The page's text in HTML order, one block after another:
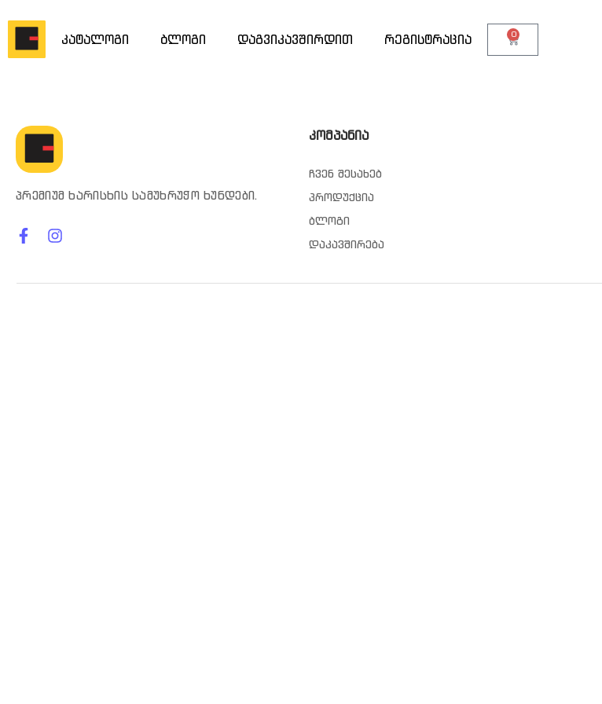
კატალოგი ბლოგი დაგვიკავშირდით რეგისტრაცია 0
პრემიუმ ხარისხის სამუხრუჭო ხუნდები.
კომპანია
ჩვენ შესახებ
პროდუქცია
ბლოგი
დაკავშირება